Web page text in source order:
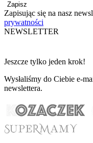
Zapisz
Zapisując się na nasz
prywatności
NEWSLETTER
Jeszcze tylko jeden krok!
Wysłaliśmy do Ciebie e-
newslettera.